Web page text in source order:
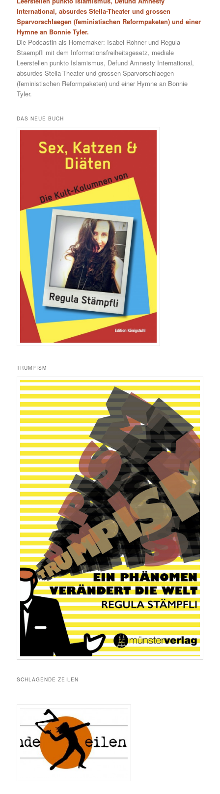
International, absurdes Stella-Theater und grossen
Sparvorschlaegen (feministischen Reformpaketen) und einer
Hymne an Bonnie Tyler.
Die Podcastin als Homemaker: Isabel Rohner und Regula
Staempfli mit dem Informationsfreiheitsgesetz, mediale
Leerstellen punkto Islamismus, Defund Amnesty International,
absurdes Stella-Theater und grossen Sparvorschlaegen
(feministischen Reformpaketen) und einer Hymne an Bonnie
Tyler.
DAS NEUE BUCH
TRUMPISM
SCHLAGENDE ZEILEN